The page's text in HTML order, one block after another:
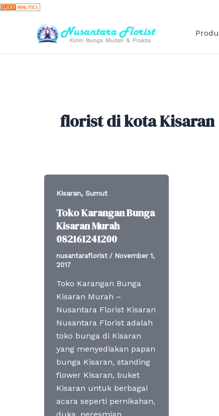
Skip
content
florist di kota Kisaran
Kisaran, Sumut
Toko Karangan Bunga
Kisaran Murah
082161241200
nusantaraflorist / November 1,
2017
Toko Karangan Bunga
Kisaran Murah –
Nusantara Florist Kisaran
Nusantara Florist adalah
toko bunga di Kisaran
yang menyediakan papan
bunga Kisaran, standing
flower Kisaran, buket
Kisaran untuk berbagai
acara seperti pernikahan,